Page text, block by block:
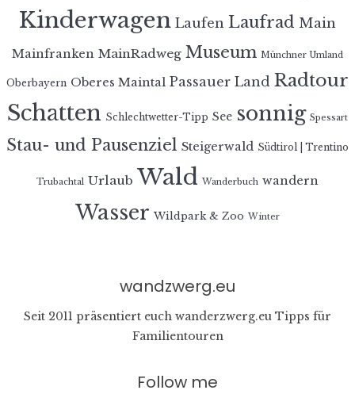
Kinderwagen Laufen Laufrad Main
Mainfranken MainRadweg Museum Münchner Umland
Oberbayern Oberes Maintal Passauer Land Radtour
Schatten Schlechtwetter-Tipp See sonnig Spessart
Stau- und Pausenziel Steigerwald Südtirol | Trentino
Trubachtal Urlaub Wald Wanderbuch wandern
Wasser Wildpark & Zoo Winter
wandzwerg.eu
Seit 2011 präsentiert euch wanderzwerg.eu Tipps für
Familientouren
Follow me